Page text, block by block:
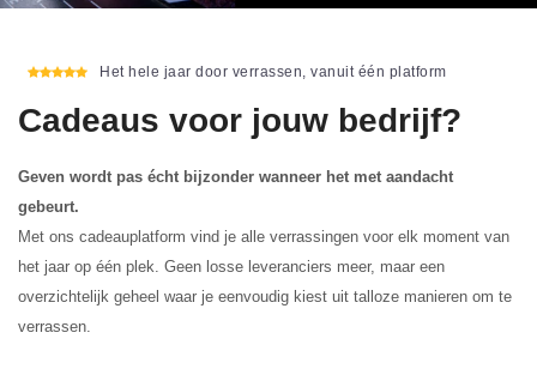
Het hele jaar door verrassen, vanuit één platform
Cadeaus voor jouw bedrijf?
Geven wordt pas écht bijzonder wanneer het met aandacht
gebeurt.
Met ons cadeauplatform vind je alle verrassingen voor elk moment van
het jaar op één plek. Geen losse leveranciers meer, maar een
overzichtelijk geheel waar je eenvoudig kiest uit talloze manieren om te
verrassen.